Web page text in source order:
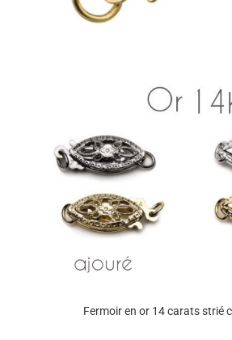
Fermoir en or 14 carats strié